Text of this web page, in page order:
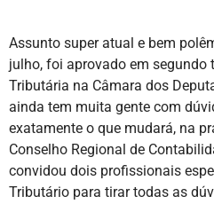
Assunto super atual e bem
julho, foi aprovado em segundo
Tributária na Câmara dos
ainda tem muita gente com
exatamente o que mudará, na
Conselho Regional de
convidou dois profissionais
Tributário para tirar todas as